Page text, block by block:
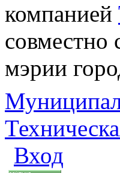
компанией
совместно
мэрии
Вход